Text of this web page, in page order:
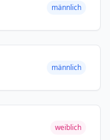
männlich
männlich
weiblich